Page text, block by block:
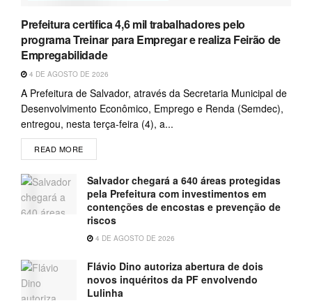
Prefeitura certifica 4,6 mil trabalhadores pelo
programa Treinar para Empregar e realiza Feirão de
Empregabilidade
4 DE AGOSTO DE 2026
A Prefeitura de Salvador, através da Secretaria Municipal de
Desenvolvimento Econômico, Emprego e Renda (Semdec),
entregou, nesta terça-feira (4), a...
READ MORE
Salvador chegará a 640 áreas protegidas
pela Prefeitura com investimentos em
contenções de encostas e prevenção de
riscos
4 DE AGOSTO DE 2026
Flávio Dino autoriza abertura de dois
novos inquéritos da PF envolvendo
Lulinha